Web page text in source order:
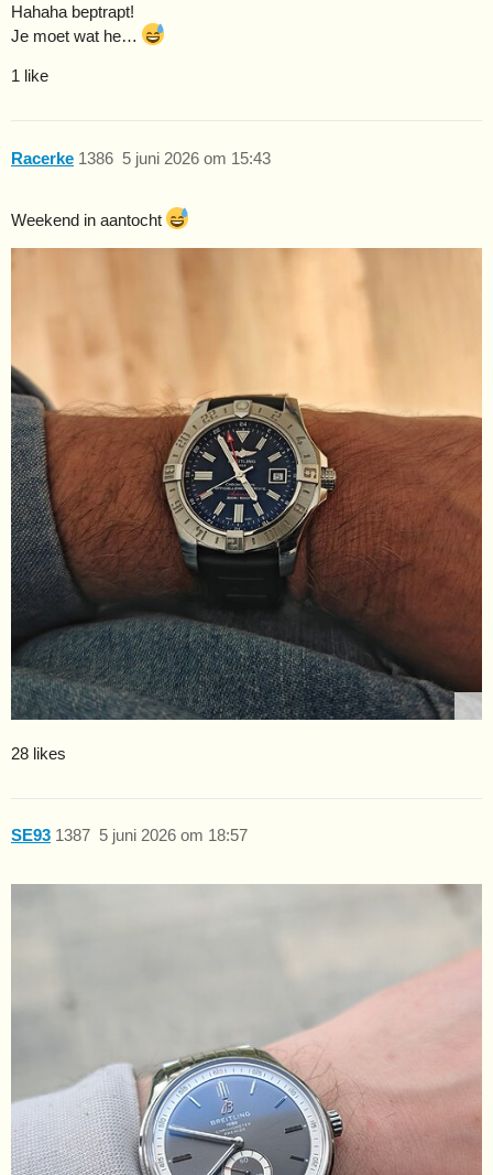
Hahaha beptrapt!
Je moet wat he…
1 like
Racerke 5 juni 2026 om 15:43
1386
Weekend in aantocht
28 likes
SE93 5 juni 2026 om 18:57
1387